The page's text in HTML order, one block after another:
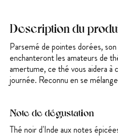
Description du
Parsemé de pointes dorées,
enchanteront les amateurs de
amertume, ce thé vous aidera à
journée. Reconnu en se
Note de dégustation
Thé noir d'Inde aux notes